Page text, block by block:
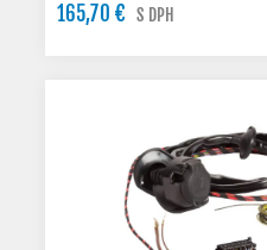
165,70 € S DPH